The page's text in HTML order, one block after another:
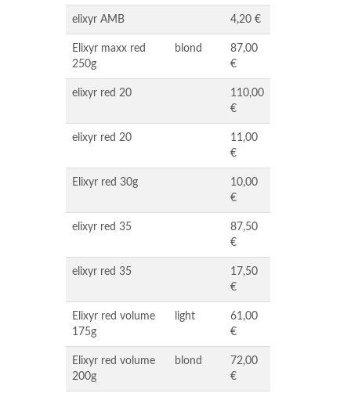
elixyr AMB 4,20 €
Elixyr maxx red
250g
blond
87,00
€
elixyr red 20
110,00
€
elixyr red 20
11,00
€
Elixyr red 30g
10,00
€
elixyr red 35
87,50
€
elixyr red 35
17,50
€
Elixyr red volume
175g
light
61,00
€
Elixyr red volume
200g
blond
72,00
€